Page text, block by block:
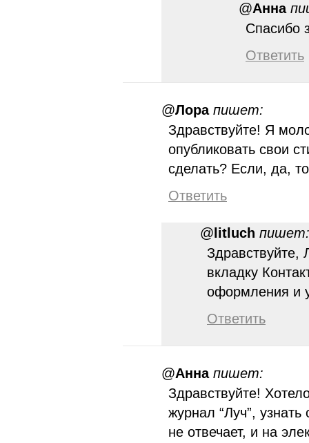
@Анна
Спасибо
Ответить
@Лора пишет:
Здравствуйте! Я
опубликовать свои
сделать? Если, да,
Ответить
@ litluch пишет:
Здравствуйте,
вкладку
оформления и
Ответить
@Анна пишет:
Здравствуйте!
журнал “Луч”,
не отвечает, и на